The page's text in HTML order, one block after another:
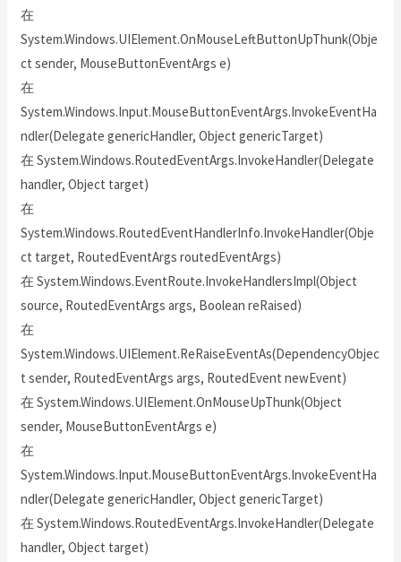
在
System.Windows.UIElement.OnMouseLeftButtonUpThunk(Obje
ct sender, MouseButtonEventArgs e)
在
System.Windows.Input.MouseButtonEventArgs.InvokeEventHa
ndler(Delegate genericHandler, Object genericTarget)
在 System.Windows.RoutedEventArgs.InvokeHandler(Delegate
handler, Object target)
在
System.Windows.RoutedEventHandlerInfo.InvokeHandler(Obje
ct target, RoutedEventArgs routedEventArgs)
在 System.Windows.EventRoute.InvokeHandlersImpl(Object
source, RoutedEventArgs args, Boolean reRaised)
在
System.Windows.UIElement.ReRaiseEventAs(DependencyObjec
t sender, RoutedEventArgs args, RoutedEvent newEvent)
在 System.Windows.UIElement.OnMouseUpThunk(Object
sender, MouseButtonEventArgs e)
在
System.Windows.Input.MouseButtonEventArgs.InvokeEventHa
ndler(Delegate genericHandler, Object genericTarget)
在 System.Windows.RoutedEventArgs.InvokeHandler(Delegate
handler, Object target)